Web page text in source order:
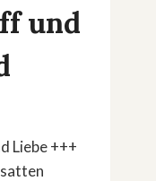
und
Liebe +++